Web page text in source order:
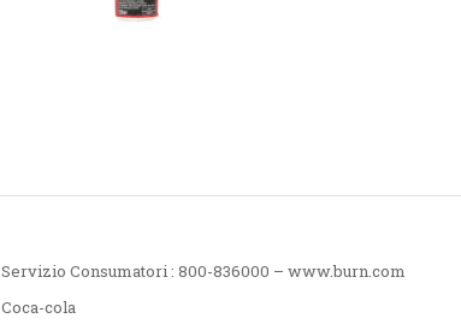
Servizio Consumatori : 800-836000 – www.burn.com
Coca-cola